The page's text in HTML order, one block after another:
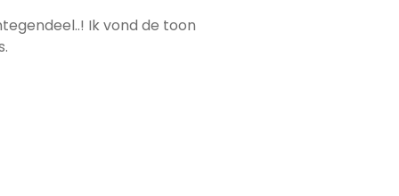
Ik vond de toon